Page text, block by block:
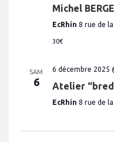
Michel
EcRhin 8 rue de
30€
SAM
6
6 décembre 2025
Atelier
EcRhin 8 rue de